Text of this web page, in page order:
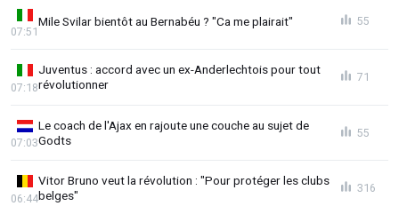
Mile Svilar bientôt au Bernabéu ? "Ca me plairait"
07:51
55
Juventus : accord avec un ex-Anderlechtois pour tout
révolutionner
07:18
71
Le coach de l'Ajax en rajoute une couche au sujet de
Godts
07:03
55
Vitor Bruno veut la révolution : "Pour protéger les clubs
belges"
06:44
316